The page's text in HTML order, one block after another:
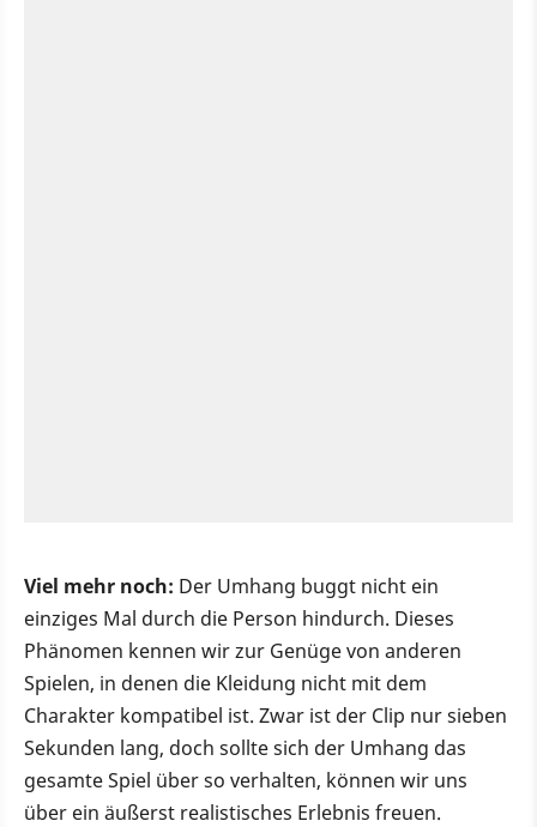
Viel mehr noch: Der Umhang buggt nicht ein
einziges Mal durch die Person hindurch. Dieses
Phänomen kennen wir zur Genüge von anderen
Spielen, in denen die Kleidung nicht mit dem
Charakter kompatibel ist. Zwar ist der Clip nur sieben
Sekunden lang, doch sollte sich der Umhang das
gesamte Spiel über so verhalten, können wir uns
über ein äußerst realistisches Erlebnis freuen.